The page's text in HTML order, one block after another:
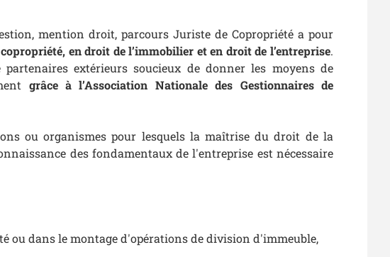
mention droit, parcours Juriste de Copropriété a pour
en droit de l’immobilier et en droit de l’entreprise.
extérieurs soucieux de donner les moyens de
grâce à l’Association Nationale des Gestionnaires de
ou organismes pour lesquels la maîtrise du droit de la
des fondamentaux de l'entreprise est nécessaire
ou dans le montage d'opérations de division d'immeuble,